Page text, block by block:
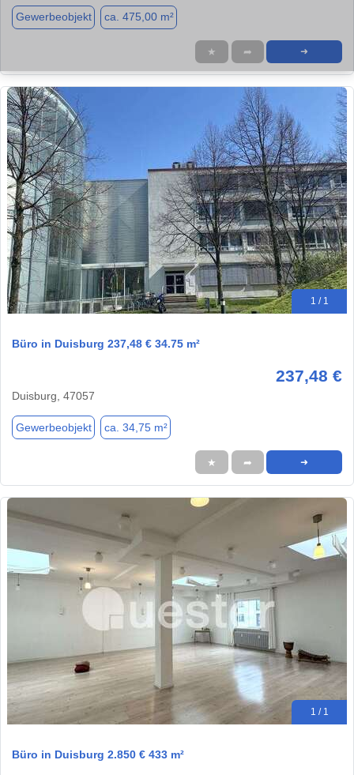
Gewerbeobjekt ca. 475,00 m²
★ ➦ ➜
1 / 1
Büro in Duisburg 237,48 € 34.75 m²
237,48 €
Duisburg, 47057
Gewerbeobjekt ca. 34,75 m²
★ ➦ ➜
1 / 1
Büro in Duisburg 2.850 € 433 m²